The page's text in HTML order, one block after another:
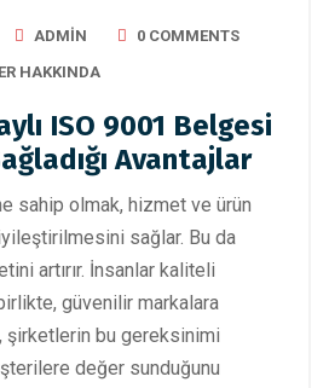
ADMIN
0 COMMENTS
HAKKINDA
ISO 9001 Belgesi
Avantajlar
sahip olmak, hizmet ve ürün
sağlar. Bu da
artırır. İnsanlar kaliteli
güvenilir markalara
şirketlerin bu gereksinimi
değer sunduğunu